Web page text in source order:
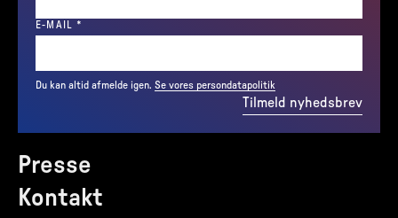
Presse
Kontakt
E-MAIL *
Du kan altid afmelde igen. Se vores persondatapolitik
Tilmeld nyhedsbrev